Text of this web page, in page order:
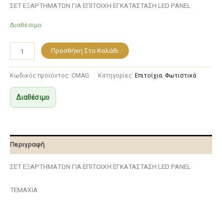
ΣΕΤ ΕΞΑΡΤΗΜΑΤΩΝ ΓΙΑ ΕΠΙΤΟΙΧΗ ΕΓΚΑΤΑΣΤΑΣΗ LED PANEL
Διαθέσιμο
Προσθήκη Στο Καλάθι
Κωδικός προϊόντος: CMAG Κατηγορίες: Επιτοίχια, Φωτιστικά
Διαθέσιμο
Περιγραφή
ΣΕΤ ΕΞΑΡΤΗΜΑΤΩΝ ΓΙΑ ΕΠΙΤΟΙΧΗ ΕΓΚΑΤΑΣΤΑΣΗ LED PANEL
ΤΕΜΑΧΙΑ